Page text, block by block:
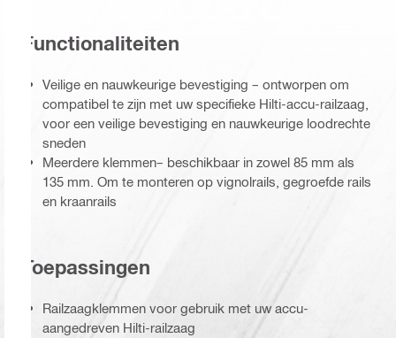
Functionaliteiten
Veilige en nauwkeurige bevestiging – ontworpen om
compatibel te zijn met uw specifieke Hilti-accu-railzaag,
voor een veilige bevestiging en nauwkeurige loodrechte
sneden
Meerdere klemmen– beschikbaar in zowel 85 mm als
135 mm. Om te monteren op vignolrails, gegroefde rails
en kraanrails
Toepassingen
Railzaagklemmen voor gebruik met uw accu-
aangedreven Hilti-railzaag